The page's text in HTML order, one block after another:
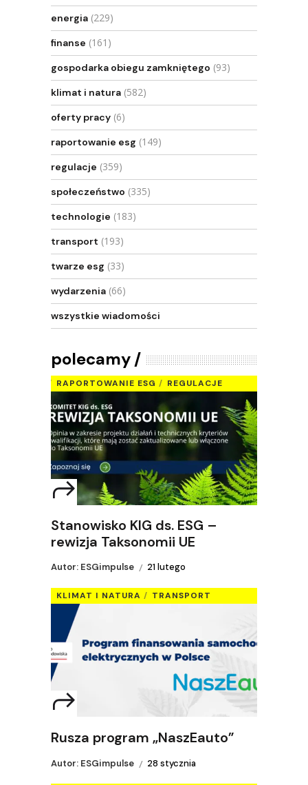
energia (229)
finanse (161)
gospodarka obiegu zamkniętego (93)
klimat i natura (582)
oferty pracy (6)
raportowanie esg (149)
regulacje (359)
społeczeństwo (335)
technologie (183)
transport (193)
twarze esg (33)
wydarzenia (66)
wszystkie wiadomości
polecamy
RAPORTOWANIE ESG REGULACJE
Stanowisko KIG ds. ESG –
rewizja Taksonomii UE
Autor: ESGimpulse 21 lutego
KLIMAT I NATURA TRANSPORT
Rusza program „NaszEauto”
Autor: ESGimpulse 28 stycznia